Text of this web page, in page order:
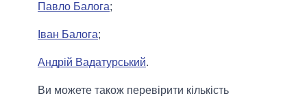
Павло Балога;
Іван Балога;
Андрій Вадатурський.
Ви можете також перевірити кількість